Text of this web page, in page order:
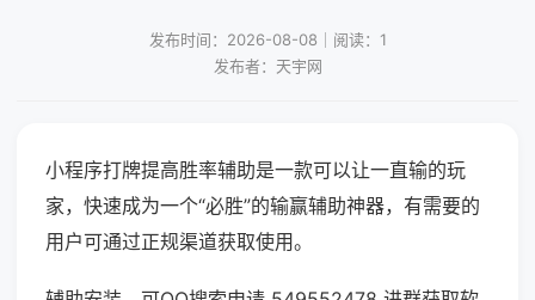
发布时间：2026-08-08｜阅读：1
发布者：天宇网
小程序打牌提高胜率辅助是一款可以让一直输的玩
家，快速成为一个“必胜”的输赢辅助神器，有需要的
用户可通过正规渠道获取使用。